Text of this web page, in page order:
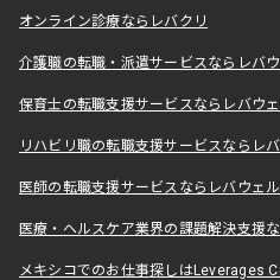
オンライン診療ならレバクリ
介護職の転職・派遣サービスならレバ
保育士の転職支援サービスならレバウ
リハビリ職の転職支援サービスならレ
医師の転職支援サービスならレバウェ
医療・ヘルスケア業界の課題解決支援
メキシコでのお仕事探しはLeverages